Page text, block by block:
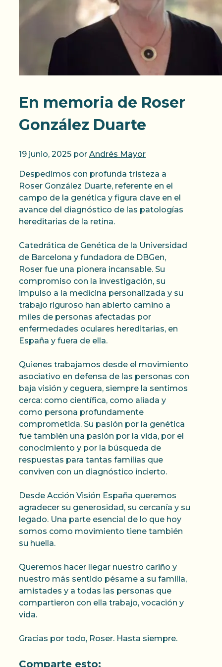
En memoria de Roser
González Duarte
19 junio, 2025 por Andrés Mayor
Despedimos con profunda tristeza a
Roser González Duarte, referente en el
campo de la genética y figura clave en el
avance del diagnóstico de las patologías
hereditarias de la retina.
Catedrática de Genética de la Universidad
de Barcelona y fundadora de DBGen,
Roser fue una pionera incansable. Su
compromiso con la investigación, su
impulso a la medicina personalizada y su
trabajo riguroso han abierto camino a
miles de personas afectadas por
enfermedades oculares hereditarias, en
España y fuera de ella.
Quienes trabajamos desde el movimiento
asociativo en defensa de las personas con
baja visión y ceguera, siempre la sentimos
cerca: como científica, como aliada y
como persona profundamente
comprometida. Su pasión por la genética
fue también una pasión por la vida, por el
conocimiento y por la búsqueda de
respuestas para tantas familias que
conviven con un diagnóstico incierto.
Desde Acción Visión España queremos
agradecer su generosidad, su cercanía y su
legado. Una parte esencial de lo que hoy
somos como movimiento tiene también
su huella.
Queremos hacer llegar nuestro cariño y
nuestro más sentido pésame a su familia,
amistades y a todas las personas que
compartieron con ella trabajo, vocación y
vida.
Gracias por todo, Roser. Hasta siempre.
Comparte esto: